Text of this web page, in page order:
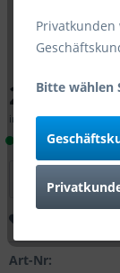
2,50 € *
inkl. MwSt.zzgl.
Lieferzeit 1-4
Art-Nr:
Bitte wählen